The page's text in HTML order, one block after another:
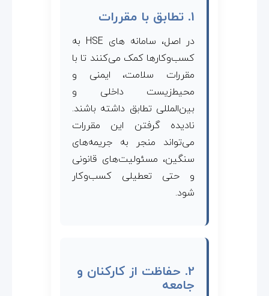
1. تطابق با مقررات
در اصل، سامانه های HSE به
کسب‌وکارها کمک می‌کنند تا با
مقررات سلامت، ایمنی و
محیط‌زیست داخلی و
بین‌المللی تطابق داشته باشند.
نادیده گرفتن این مقررات
می‌تواند منجر به جریمه‌های
سنگین، مسئولیت‌های قانونی
و حتی تعطیلی کسب‌وکار
شود.
2. حفاظت از کارکنان و
جامعه